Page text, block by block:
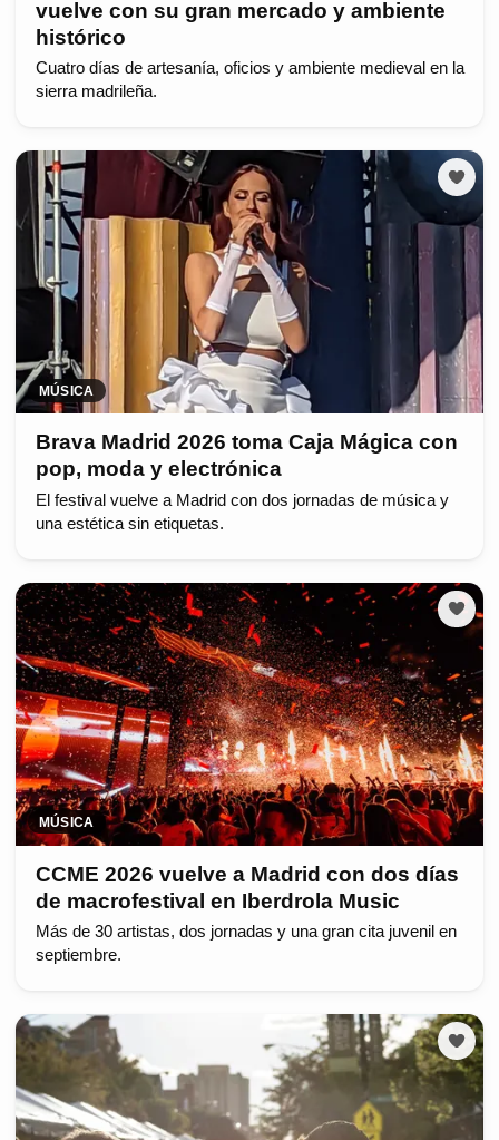
vuelve con su gran mercado y ambiente
histórico
Cuatro días de artesanía, oficios y ambiente medieval en la
sierra madrileña.
MÚSICA
Brava Madrid 2026 toma Caja Mágica con
pop, moda y electrónica
El festival vuelve a Madrid con dos jornadas de música y
una estética sin etiquetas.
MÚSICA
CCME 2026 vuelve a Madrid con dos días
de macrofestival en Iberdrola Music
Más de 30 artistas, dos jornadas y una gran cita juvenil en
septiembre.